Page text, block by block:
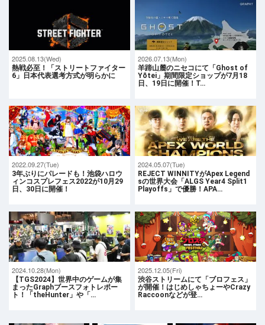
2025.08.13(Wed)
熱戦必至！「ストリートファイター
6」日本代表選考方式が明らかに
2026.07.13(Mon)
羊蹄山麓のニセコにて「Ghost of
Yōtei」期間限定ショップが7月18
日、19日に開催！T…
2022.09.27(Tue)
3年ぶりにパレードも！池袋ハロウ
ィンコスプレフェス2022が10月29
日、30日に開催！
2024.05.07(Tue)
REJECT WINNITYがApex Legend
sの世界大会「ALGS Year4 Split1
Playoffs」で優勝！APA…
2024.10.28(Mon)
【TGS2024】世界中のゲームが集
まったGraphブースフォトレポー
ト！「theHunter」や「…
2025.12.05(Fri)
渋谷ストリームにて「ブロフェス」
が開催！はじめしゃちょーやCrazy
Raccoonなどが登…